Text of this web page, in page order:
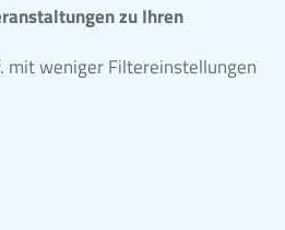
zu Ihren
mit weniger Filtereinstellungen